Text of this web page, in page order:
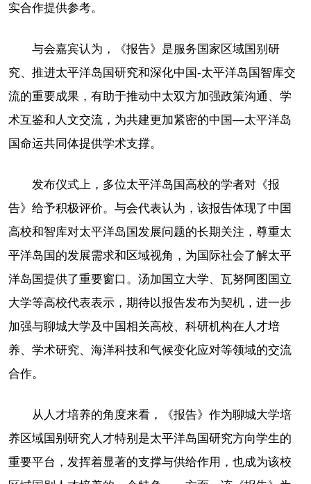
实合作提供参考。
与会嘉宾认为，《报告》是服务国家区域国别研
究、推进太平洋岛国研究和深化中国-太平洋岛国智库交
流的重要成果，有助于推动中太双方加强政策沟通、学
术互鉴和人文交流，为共建更加紧密的中国—太平洋岛
国命运共同体提供学术支撑。
发布仪式上，多位太平洋岛国高校的学者对《报
告》给予积极评价。与会代表认为，该报告体现了中国
高校和智库对太平洋岛国发展问题的长期关注，尊重太
平洋岛国的发展需求和区域视角，为国际社会了解太平
洋岛国提供了重要窗口。汤加国立大学、瓦努阿图国立
大学等高校代表表示，期待以报告发布为契机，进一步
加强与聊城大学及中国相关高校、科研机构在人才培
养、学术研究、海洋科技和气候变化应对等领域的交流
合作。
从人才培养的角度来看，《报告》作为聊城大学培
养区域国别研究人才特别是太平洋岛国研究方向学生的
重要平台，发挥着显著的支撑与供给作用，也成为该校